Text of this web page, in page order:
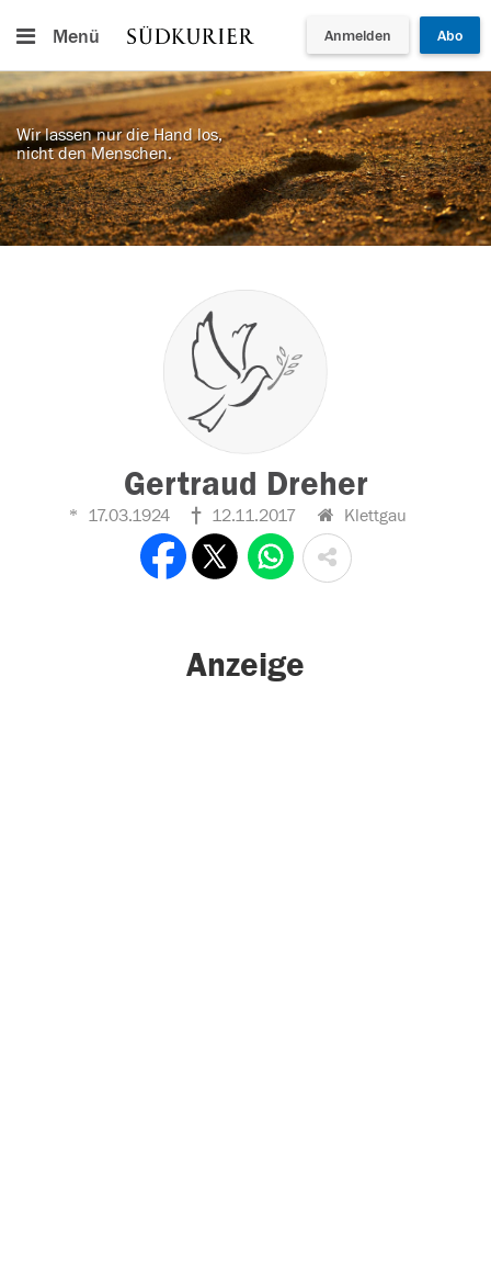
Menü Anmelden Abo
Wir lassen nur die Hand los,
nicht den Menschen.
Gertraud Dreher
17.03.1924 12.11.2017 Klettgau
Anzeige